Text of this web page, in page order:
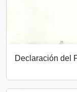
Declaración del